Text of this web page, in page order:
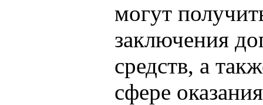
могут
заключения
средств, а
сфере